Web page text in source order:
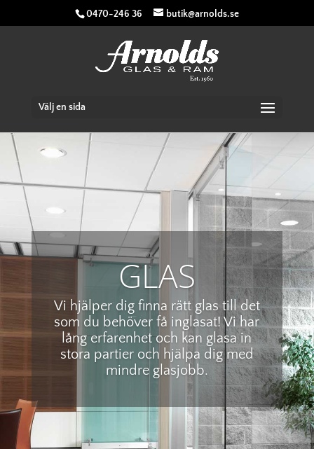
0470-246 36 butik@arnolds.se
Välj en sida
GLAS
Vi hjälper dig finna rätt glas till det
som du behöver få inglasat! Vi har
lång erfarenhet och kan glasa in
stora partier och hjälpa dig med
mindre glasjobb.